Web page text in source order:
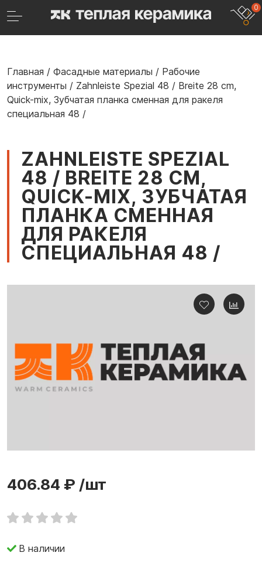
0
Главная / Фасадные материалы / Рабочие
инструменты / Zahnleiste Spezial 48 / Breite 28 cm,
Quick-mix, Зубчатая планка сменная для ракеля
специальная 48 /
ZAHNLEISTE SPEZIAL
48 / BREITE 28 CM,
QUICK-MIX, ЗУБЧАТАЯ
ПЛАНКА СМЕННАЯ
ДЛЯ РАКЕЛЯ
СПЕЦИАЛЬНАЯ 48 /
406.84 ₽ /шт
В наличии